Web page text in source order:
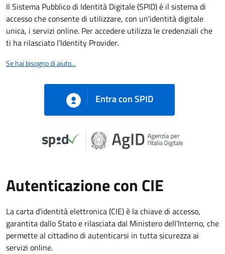
Il Sistema Pubblico di Identità Digitale (SPID) è il sistema di
accesso che consente di utilizzare, con un'identità digitale
unica, i servizi online. Per accedere utilizza le credenziali che
ti ha rilasciato l’Identity Provider.
Se hai bisogno di aiuto...
Entra con SPID
Autenticazione con CIE
La carta d’identità elettronica (CIE) è la chiave di accesso,
garantita dallo Stato e rilasciata dal Ministero dell’Interno, che
permette al cittadino di autenticarsi in tutta sicurezza ai
servizi online.